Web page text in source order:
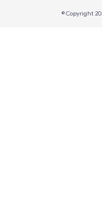
© Copyright